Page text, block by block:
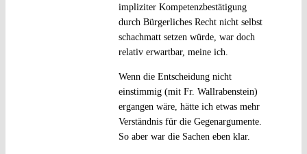
impliziter Kompetenzbestätigung
durch Bürgerliches Recht nicht selbst
schachmatt setzen würde, war doch
relativ erwartbar, meine ich.
Wenn die Entscheidung nicht
einstimmig (mit Fr. Wallrabenstein)
ergangen wäre, hätte ich etwas mehr
Verständnis für die Gegenargumente.
So aber war die Sachen eben klar.